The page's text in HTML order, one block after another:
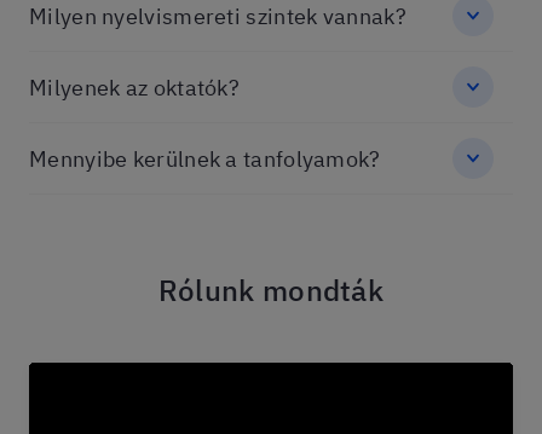
Milyen nyelvismereti szintek vannak?
Milyenek az oktatók?
Mennyibe kerülnek a tanfolyamok?
Rólunk mondták